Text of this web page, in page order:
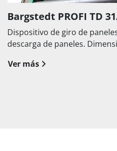
Bargstedt PROFI TD
Dispositivo de giro de
descarga de paneles.
Ver más